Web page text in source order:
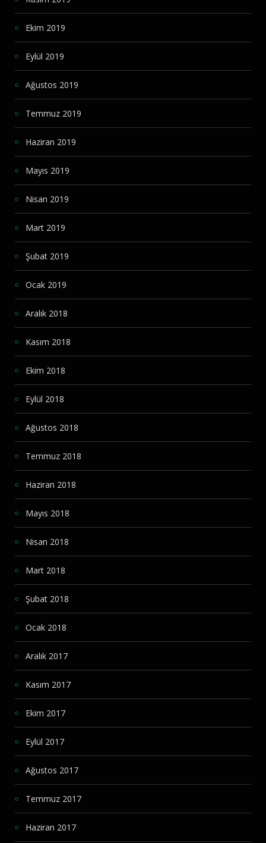
Ekim 2019
Eylül 2019
Ağustos 2019
Temmuz 2019
Haziran 2019
Mayıs 2019
Nisan 2019
Mart 2019
Şubat 2019
Ocak 2019
Aralık 2018
Kasım 2018
Ekim 2018
Eylül 2018
Ağustos 2018
Temmuz 2018
Haziran 2018
Mayıs 2018
Nisan 2018
Mart 2018
Şubat 2018
Ocak 2018
Aralık 2017
Kasım 2017
Ekim 2017
Eylül 2017
Ağustos 2017
Temmuz 2017
Haziran 2017